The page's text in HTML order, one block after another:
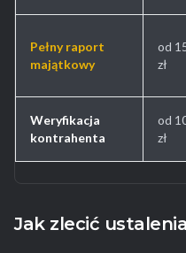
Pełny raport
majątkowy
od
zł
Weryfikacja
kontrahenta
od
zł
Jak zlecić